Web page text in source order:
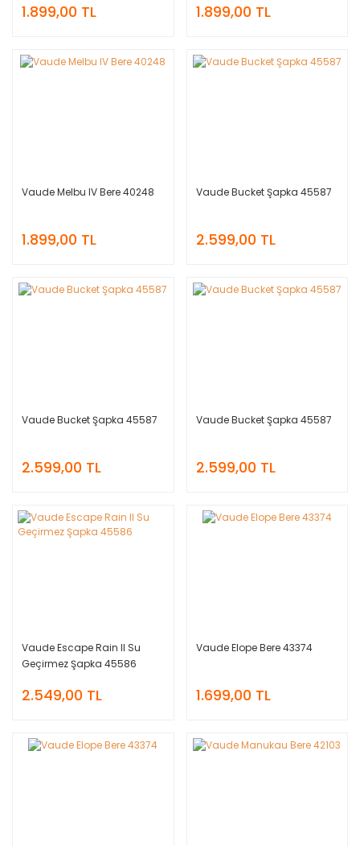
1.899,00 TL 1.899,00 TL
Vaude Melbu IV Bere 40248
1.899,00 TL
Vaude Bucket Şapka 45587
2.599,00 TL
Vaude Bucket Şapka 45587
2.599,00 TL
Vaude Bucket Şapka 45587
2.599,00 TL
Vaude Escape Rain II Su
Geçirmez Şapka 45586
2.549,00 TL
Vaude Elope Bere 43374
1.699,00 TL